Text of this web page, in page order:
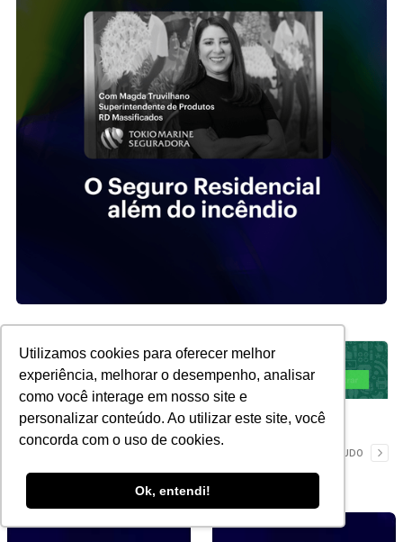
Utilizamos cookies para oferecer melhor
experiência, melhorar o desempenho, analisar
como você interage em nosso site e
personalizar conteúdo. Ao utilizar este site, você
concorda com o uso de cookies.
Ok, entendi!
YouTube VER TUDO